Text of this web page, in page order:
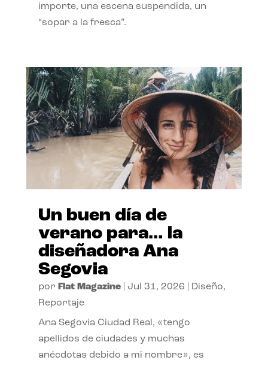
importe, una escena suspendida, un
“sopar a la fresca”.
Un buen día de
verano para… la
diseñadora Ana
Segovia
por Flat Magazine| Jul 31, 2026 Diseño,
Reportaje
Ana Segovia Ciudad Real, «tengo
apellidos de ciudades y muchas
anécdotas debido a mi nombre», es